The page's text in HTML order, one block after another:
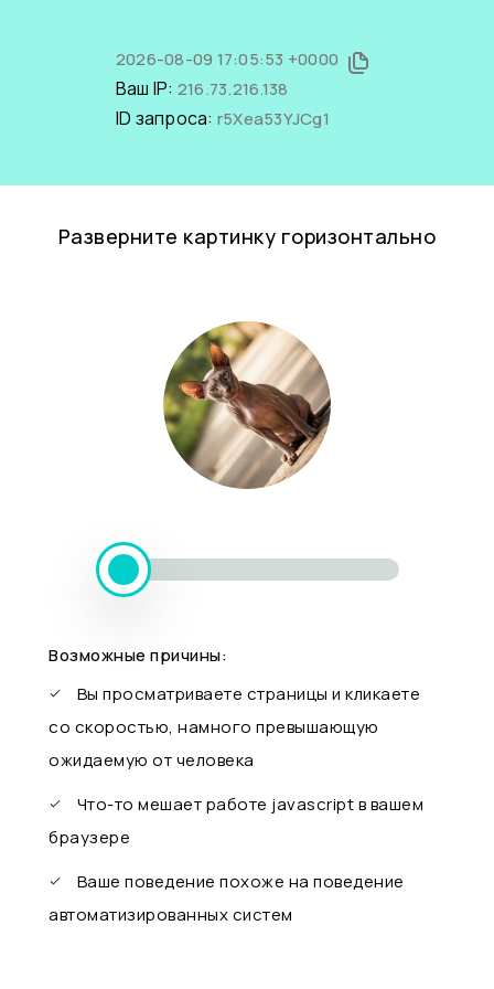
2026-08-09 17:05:53 +0000
Ваш IP: 216.73.216.138
ID запроса: r5Xea53YJCg1
Разверните картинку горизонтально
Возможные причины:
Вы просматриваете страницы и кликаете
со скоростью, намного превышающую
ожидаемую от человека
Что-то мешает работе javascript в вашем
браузере
Ваше поведение похоже на поведение
автоматизированных систем